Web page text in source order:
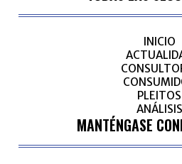
INICIO
PLEITOS
ANÁLISIS
MANTÉNGASE